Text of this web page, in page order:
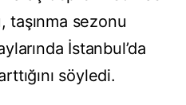
sezonu
İstanbul’da
söyledi.